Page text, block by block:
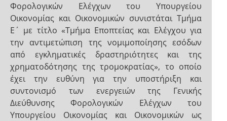
Φορολογικών Ελέγχων του Υπουργείου
Οικονομίας και Οικονομικών συνιστάται Τμήμα
Ε΄ με τίτλο «Τμήμα Εποπτείας και Ελέγχου για
την αντιμετώπιση της νομιμοποίησης εσόδων
από εγκληματικές δραστηριότητες και της
χρηματοδότησης της τρομοκρατίας», το οποίο
έχει την ευθύνη για την υποστήριξη και
συντονισμό των ενεργειών της Γενικής
Διεύθυνσης Φορολογικών Ελέγχων του
Υπουργείου Οικονομίας και Οικονομικών ως